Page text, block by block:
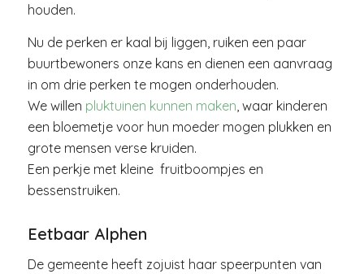
houden.
Nu de perken er kaal bij liggen, ruiken een paar
buurtbewoners onze kans en dienen een aanvraag
in om drie perken te mogen onderhouden.
We willen pluktuinen kunnen maken , waar kinderen
een bloemetje voor hun moeder mogen plukken en
grote mensen verse kruiden.
Een perkje met kleine fruitboompjes en
bessenstruiken.
Eetbaar Alphen
De gemeente heeft zojuist haar speerpunten van